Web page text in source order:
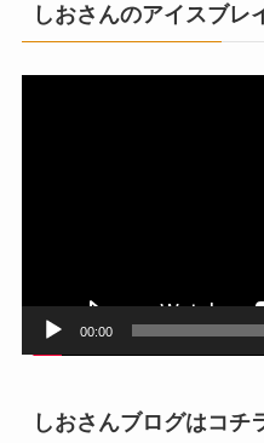
しおさんのアイスブ
00:00
しおさんブログはコチ